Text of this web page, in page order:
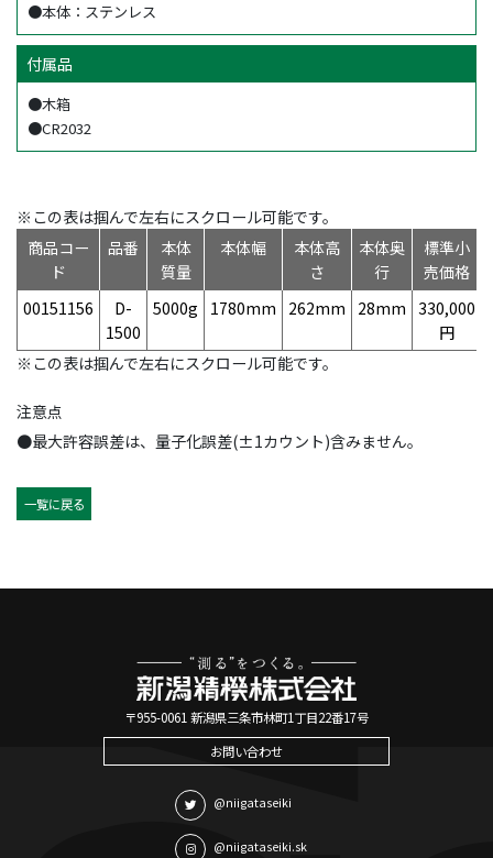
●本体：ステンレス
付属品
●木箱
●CR2032
※この表は掴んで左右にスクロール可能です。
商品コー
ド
品番
本体
質量
本体幅
本体高
さ
本体奥
行
標準小
売価格
00151156
D-
1500
5000g 1780mm 262mm 28mm 330,000
円
※この表は掴んで左右にスクロール可能です。
注意点
●最大許容誤差は、量子化誤差(±1カウント)含みません。
一覧に戻る
〒955-0061 新潟県三条市林町1丁目22番17号
お問い合わせ
@niigataseiki
@niigataseiki.sk